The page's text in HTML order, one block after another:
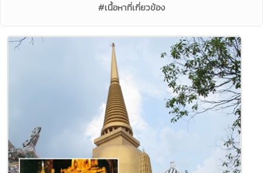
#เนื้อหาที่เกี่ยวข้อง